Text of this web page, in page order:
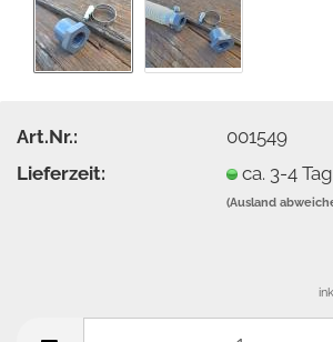
Art.Nr.:
001549
Lieferzeit:
ca. 3-4
(Ausland